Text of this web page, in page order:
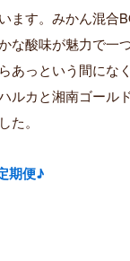
ます。みかん混合
な酸味が魅力で一
あっという間にな
ルカと湘南ゴール
た。
期便♪